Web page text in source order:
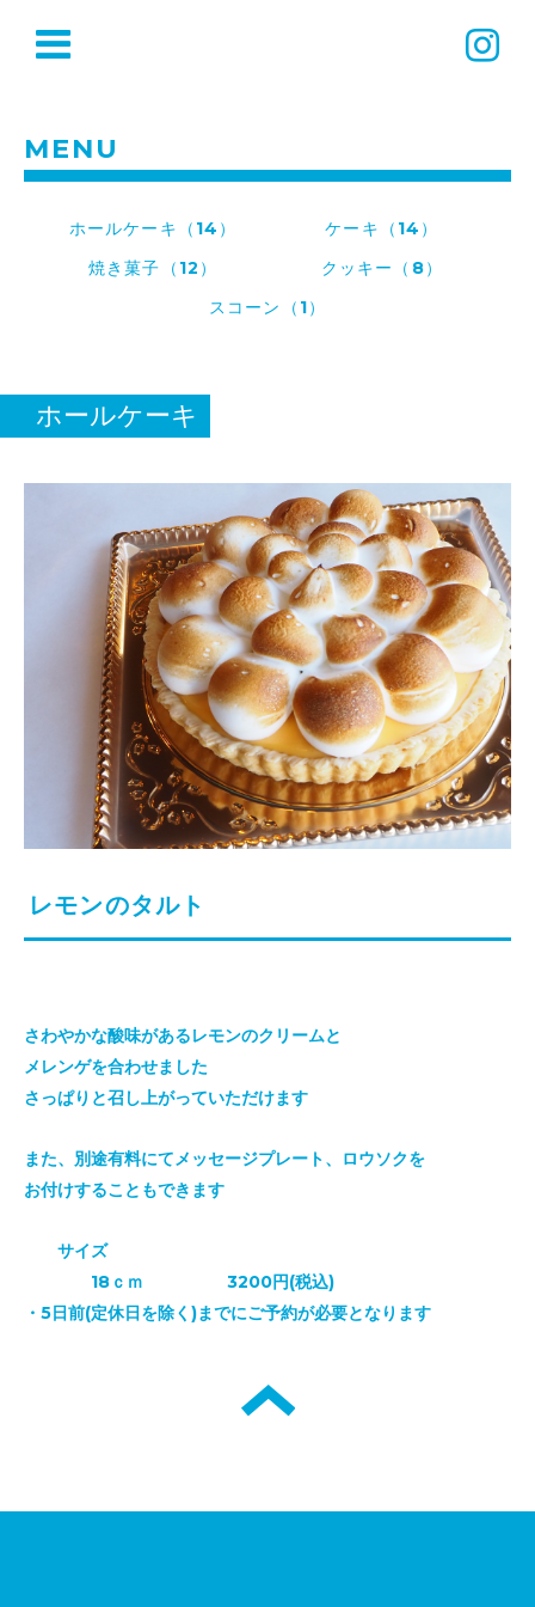
MENU
ホールケーキ（14）
ケーキ（14）
焼き菓子（12）
クッキー（8）
スコーン（1）
ホールケーキ
レモンのタルト
さわやかな酸味があるレモンのクリームと
メレンゲを合わせました
さっぱりと召し上がっていただけます
また、別途有料にてメッセージプレート、ロウソクを
お付けすることもできます
サイズ
18ｃｍ 3200円(税込)
・5日前(定休日を除く)までにご予約が必要となります